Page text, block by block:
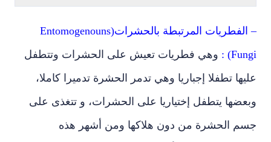
– الفطريات المرتبطة بالحشرات(Entomogenouns
Fungi) :
وهي فطريات تعيش على الحشرات وتتطفل
عليها تطفلا إجباريا وهي تدمر الحشرة تدميرا كاملا،
وبعضها يتطفل إختياريا على الحشرات، و تتغذى على
جسم الحشرة من دون هلاكها ومن أشهر هذه